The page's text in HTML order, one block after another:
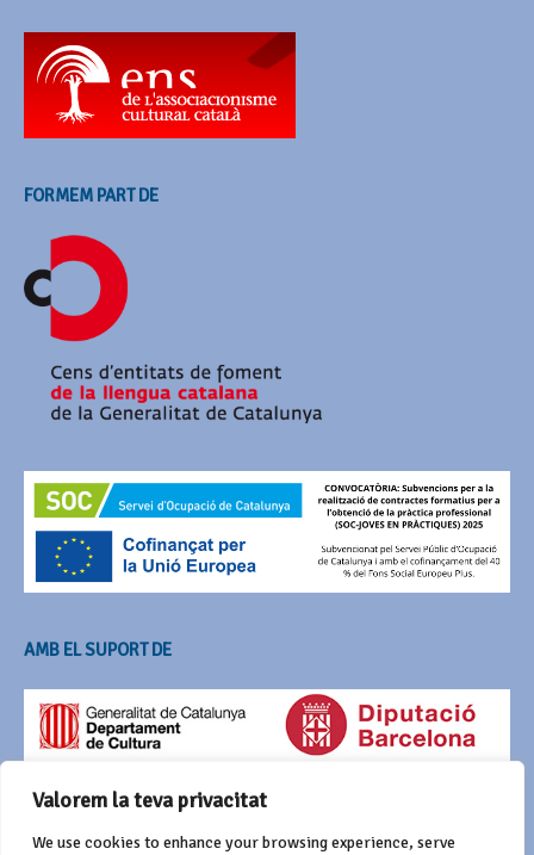
Valorem la teva privacitat
We use cookies to enhance your browsing experience, serve
FORMEM PART DE
AMB EL SUPORT DE